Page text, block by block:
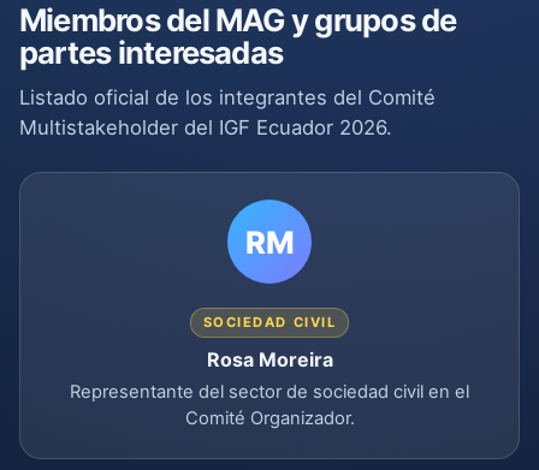
Miembros del MAG y grupos de
partes interesadas
Listado oficial de los integrantes del Comité
Multistakeholder del IGF Ecuador 2026.
RM
SOCIEDAD CIVIL
Rosa Moreira
Representante del sector de sociedad civil en el
Comité Organizador.